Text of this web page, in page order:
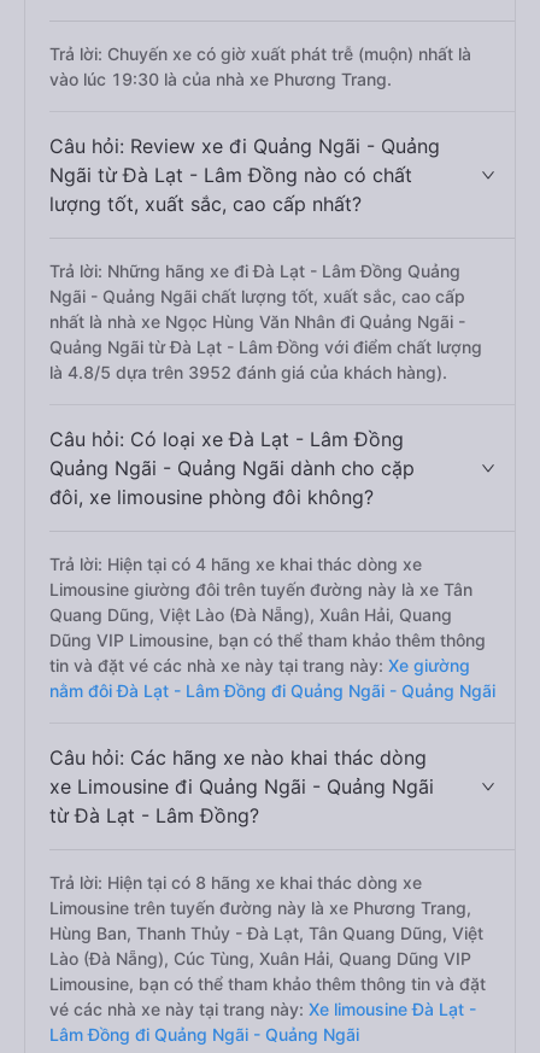
Trả lời: Chuyến xe có giờ xuất phát trễ (muộn) nhất là
vào lúc 19:30 là của nhà xe Phương Trang.
Câu hỏi: Review xe đi Quảng Ngãi - Quảng
Ngãi từ Đà Lạt - Lâm Đồng nào có chất
lượng tốt, xuất sắc, cao cấp nhất?
Trả lời: Những hãng xe đi Đà Lạt - Lâm Đồng Quảng
Ngãi - Quảng Ngãi chất lượng tốt, xuất sắc, cao cấp
nhất là nhà xe Ngọc Hùng Văn Nhân đi Quảng Ngãi -
Quảng Ngãi từ Đà Lạt - Lâm Đồng với điểm chất lượng
là 4.8/5 dựa trên 3952 đánh giá của khách hàng).
Câu hỏi: Có loại xe Đà Lạt - Lâm Đồng
Quảng Ngãi - Quảng Ngãi dành cho cặp
đôi, xe limousine phòng đôi không?
Trả lời: Hiện tại có 4 hãng xe khai thác dòng xe
Limousine giường đôi trên tuyến đường này là xe Tân
Quang Dũng, Việt Lào (Đà Nẵng), Xuân Hải, Quang
Dũng VIP Limousine, bạn có thể tham khảo thêm thông
tin và đặt vé các nhà xe này tại trang này: Xe giường
nằm đôi Đà Lạt - Lâm Đồng đi Quảng Ngãi - Quảng Ngãi
Câu hỏi: Các hãng xe nào khai thác dòng
xe Limousine đi Quảng Ngãi - Quảng Ngãi
từ Đà Lạt - Lâm Đồng?
Trả lời: Hiện tại có 8 hãng xe khai thác dòng xe
Limousine trên tuyến đường này là xe Phương Trang,
Hùng Ban, Thanh Thủy - Đà Lạt, Tân Quang Dũng, Việt
Lào (Đà Nẵng), Cúc Tùng, Xuân Hải, Quang Dũng VIP
Limousine, bạn có thể tham khảo thêm thông tin và đặt
vé các nhà xe này tại trang này: Xe limousine Đà Lạt -
Lâm Đồng đi Quảng Ngãi - Quảng Ngãi